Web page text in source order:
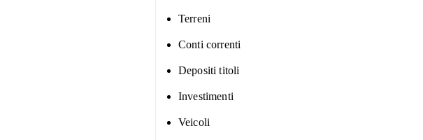
Terreni
Conti correnti
Depositi titoli
Investimenti
Veicoli